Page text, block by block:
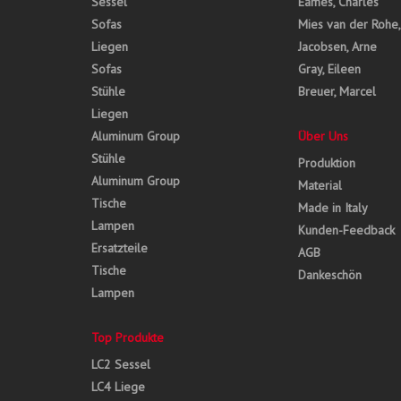
Sofas
Liegen
Sofas
Stühle
Liegen
Aluminum Group
Stühle
Aluminum Group
Tische
Lampen
Ersatzteile
Tische
Lampen
Top Produkte
LC2 Sessel
LC4 Liege
Mies van der
Jacobsen, Arne
Gray, Eileen
Breuer, Marcel
Über Uns
Produktion
Material
Made in Italy
Kunden-Feedback
AGB
Dankeschön